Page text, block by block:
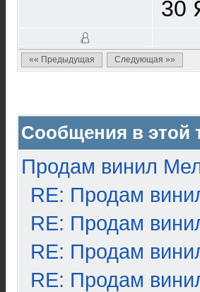
30
«« Предыдущая Следующая »»
Сообщения в этой
Продам винил
RE: Продам
RE: Продам
RE: Продам
RE: Продам